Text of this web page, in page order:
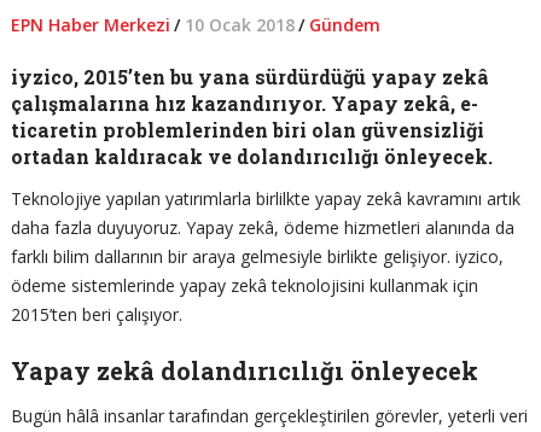
EPN Haber Merkezi / 10 Ocak 2018/ Gündem
iyzico, 2015’ten bu yana sürdürdüğü yapay zekâ
çalışmalarına hız kazandırıyor. Yapay zekâ, e-
ticaretin problemlerinden biri olan güvensizliği
ortadan kaldıracak ve dolandırıcılığı önleyecek.
Teknolojiye yapılan yatırımlarla birlilkte yapay zekâ kavramını artık
daha fazla duyuyoruz. Yapay zekâ, ödeme hizmetleri alanında da
farklı bilim dallarının bir araya gelmesiyle birlikte gelişiyor. iyzico,
ödeme sistemlerinde yapay zekâ teknolojisini kullanmak için
2015’ten beri çalışıyor.
Yapay zekâ dolandırıcılığı önleyecek
Bugün hâlâ insanlar tarafından gerçekleştirilen görevler, yeterli veri